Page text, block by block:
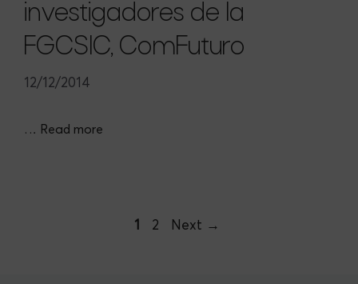
investigadores de la
FGCSIC, ComFuturo
12/12/2014
… Read more
Post
Page
1 Page
2 Next →